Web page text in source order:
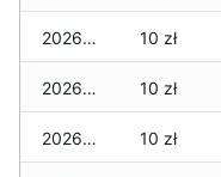
2026-04-15 10 zł
2026-04-14 10 zł
2026-04-13 10 zł